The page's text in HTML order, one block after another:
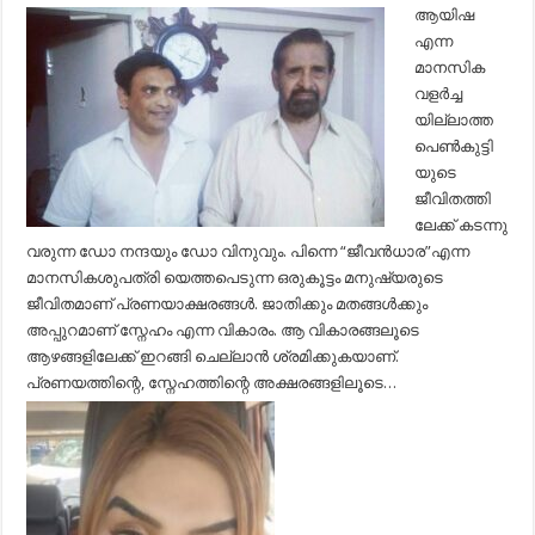
ആയിഷ
എന്ന
മാനസിക
വളർച്ച
യില്ലാത്ത
പെൺകുട്ടി
യുടെ
ജീവിതത്തി
ലേക്ക് കടന്നു
വരുന്ന ഡോ നന്ദയും ഡോ വിനുവും. പിന്നെ “ജീവൻധാര”എന്ന
മാനസികശുപത്രി യെത്തപെടുന്ന ഒരുകൂട്ടം മനുഷ്യരുടെ
ജീവിതമാണ് പ്രണയാക്ഷരങ്ങൾ. ജാതിക്കും മതങ്ങൾക്കും
അപ്പുറമാണ് സ്നേഹം എന്ന വികാരം. ആ വികാരങ്ങലൂടെ
ആഴങ്ങളിലേക്ക് ഇറങ്ങി ചെല്ലാൻ ശ്രമിക്കുകയാണ്.
പ്രണയത്തിന്റെ, സ്നേഹത്തിന്റെ അക്ഷരങ്ങളിലൂടെ…